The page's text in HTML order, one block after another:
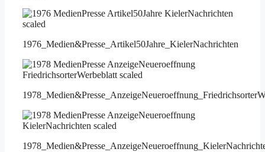
1976_Medien&Presse_Artikel50Jahre_KielerNachrichten